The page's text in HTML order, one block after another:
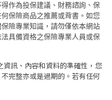
作為投保建議、財務諮詢、保
保險商品之推薦或背書。如您
險專業知識，請勿僅依本網站
具備資格之保險專業人員或保
訊、內容和資料的準確性，您
完整亦或是過期的。若有任何